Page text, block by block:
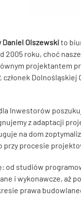
Olszewskito
2005 roku, choć
projektantem
członek
Inwestorów
z adaptacji
na dom
procesie
od studiów
i wykonawcze, aż
prawa